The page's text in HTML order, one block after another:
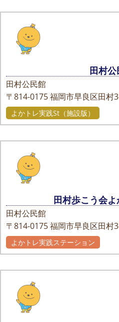
田村
田村公民館
〒814-0175福岡市早良区田村
よかトレ実践St（施設版）
田村歩こう会
田村公民館
〒814-0175福岡市早良区田村
よかトレ実践ステーション